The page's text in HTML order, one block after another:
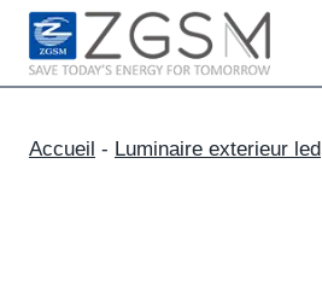
Skip
content
Accueil - Luminaire exterieur led